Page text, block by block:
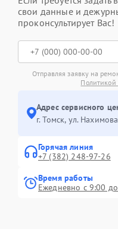
свои данные и
проконсультирует Вас!
Отправляя заявку на
Политикой
Адрес сервисного
г. Томск, ул.
Горячая линия
+7 (382) 248-97-26
Время работы
Ежедневно с 9:00